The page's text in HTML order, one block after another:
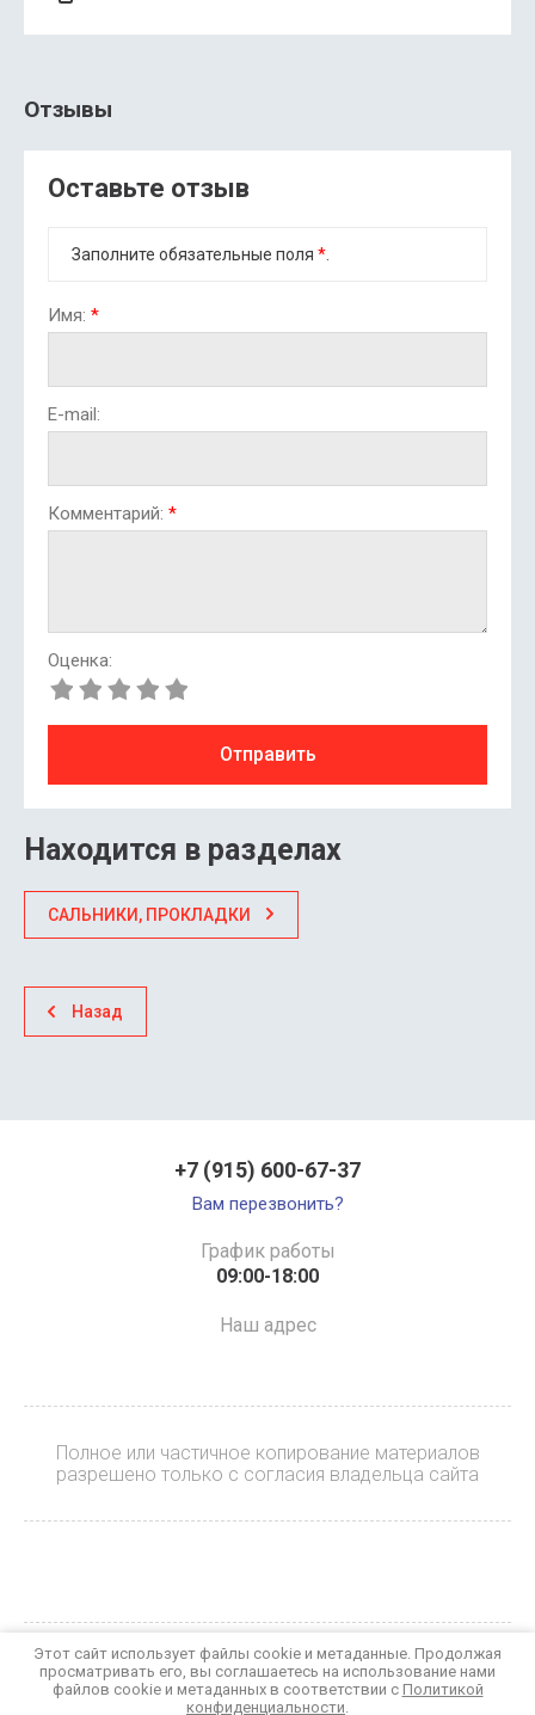
Отзывы
Оставьте отзыв
Заполните обязательные поля *
Имя: *
E-mail:
Комментарий: *
Оценка:
Отправить
Находится в разделах
САЛЬНИКИ, ПРОКЛАДКИ
Назад
+7 (915) 600-67-37
Вам перезвонить?
График работы
09:00-18:00
Наш адрес
Полное или частичное копирование материалов
разрешено только с согласия владельца сайта
© 2023 БАЙКЕР
Политика конфиденциальности
Этот сайт использует файлы cookie и метаданные. Продолжая
просматривать его, вы соглашаетесь на использование нами
файлов cookie и метаданных в соответствии с Политикой
конфиденциальности.